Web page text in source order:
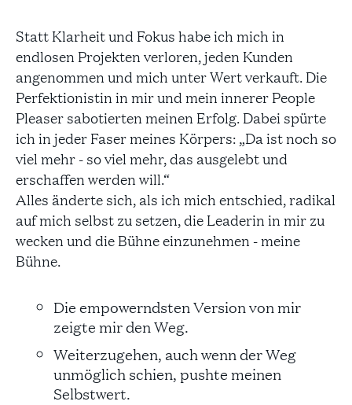
Statt Klarheit und Fokus habe ich mich in
endlosen Projekten verloren, jeden Kunden
angenommen und mich unter Wert verkauft. Die
Perfektionistin in mir und mein innerer People
Pleaser sabotierten meinen Erfolg. Dabei spürte
ich in jeder Faser meines Körpers: „Da ist noch so
viel mehr - so viel mehr, das ausgelebt und
erschaffen werden will.“
Alles änderte sich, als ich mich entschied, radikal
auf mich selbst zu setzen, die Leaderin in mir zu
wecken und die Bühne einzunehmen - meine
Bühne.
Die empowerndsten Version von mir
zeigte mir den Weg.
Weiterzugehen, auch wenn der Weg
unmöglich schien, pushte meinen
Selbstwert.